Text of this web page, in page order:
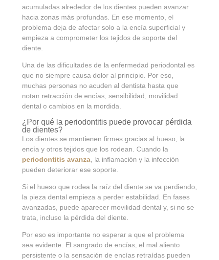
acumuladas alrededor de los dientes pueden avanzar
hacia zonas más profundas. En ese momento, el
problema deja de afectar solo a la encía superficial y
empieza a comprometer los tejidos de soporte del
diente.
Una de las dificultades de la enfermedad periodontal es
que no siempre causa dolor al principio. Por eso,
muchas personas no acuden al dentista hasta que
notan retracción de encías, sensibilidad, movilidad
dental o cambios en la mordida.
¿Por qué la periodontitis puede provocar pérdida
de dientes?
Los dientes se mantienen firmes gracias al hueso, la
encía y otros tejidos que los rodean. Cuando la
periodontitis avanza, la inflamación y la infección
pueden deteriorar ese soporte.
Si el hueso que rodea la raíz del diente se va perdiendo,
la pieza dental empieza a perder estabilidad. En fases
avanzadas, puede aparecer movilidad dental y, si no se
trata, incluso la pérdida del diente.
Por eso es importante no esperar a que el problema
sea evidente. El sangrado de encías, el mal aliento
persistente o la sensación de encías retraídas pueden